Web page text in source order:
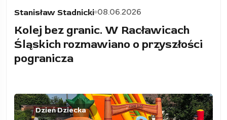
Stanisław Stadnicki 08.06.2026
Kolej bez granic. W Racławicach
Śląskich rozmawiano o przyszłości
pogranicza
Dzień Dziecka